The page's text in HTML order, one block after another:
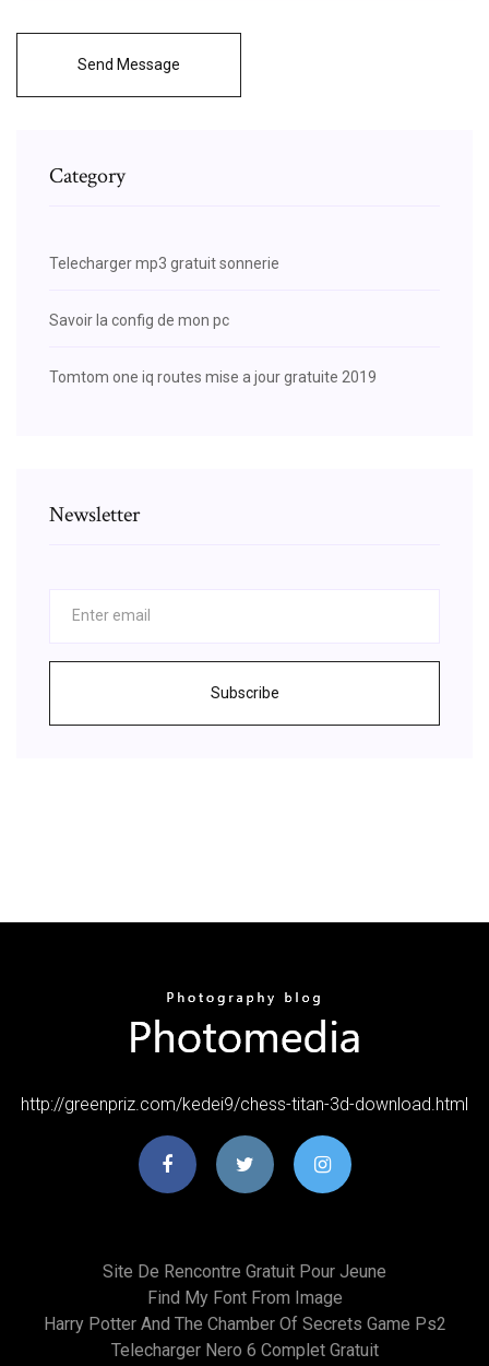
Send Message
Category
Telecharger mp3 gratuit sonnerie
Savoir la config de mon pc
Tomtom one iq routes mise a jour gratuite 2019
Newsletter
Subscribe
http://greenpriz.com/kedei9/chess-titan-3d-download.html
Site De Rencontre Gratuit Pour Jeune
Find My Font From Image
Harry Potter And The Chamber Of Secrets Game Ps2
Telecharger Nero 6 Complet Gratuit